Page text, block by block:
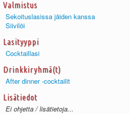
Valmistus
Sekoituslasissa jäiden kanssa
Siivilöi
Lasityyppi
Cocktaillasi
Drinkkiryhmä(t)
After dinner -cocktailit
Lisätiedot
Ei ohjetta / lisätietoja...